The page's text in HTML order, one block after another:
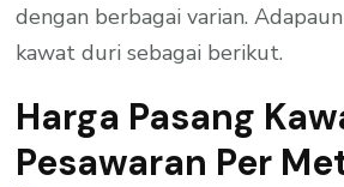
dengan berbagai varian.
kawat duri sebagai berikut.
Harga Pasang
Pesawaran Per